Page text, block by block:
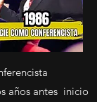
años antes inicio